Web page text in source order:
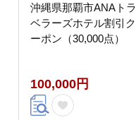
沖縄県那覇市ANAトラ
ベラーズホテル割引ク
ーポン（30,000点）
100,000円